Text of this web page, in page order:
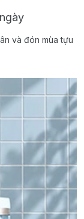
và đón mùa tựu